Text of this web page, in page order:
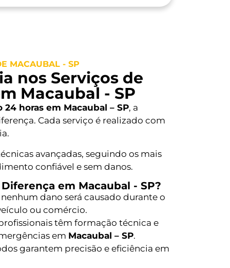
MACAUBAL - SP
nos Serviços de
Macaubal - SP
24 horas em Macaubal – SP, a
Cada serviço é realizado com
avançadas, seguindo os mais
confiável e sem danos.
em Macaubal - SP?
dano será causado durante o
ou comércio.
têm formação técnica e
em Macaubal – SP.
garantem precisão e eficiência em